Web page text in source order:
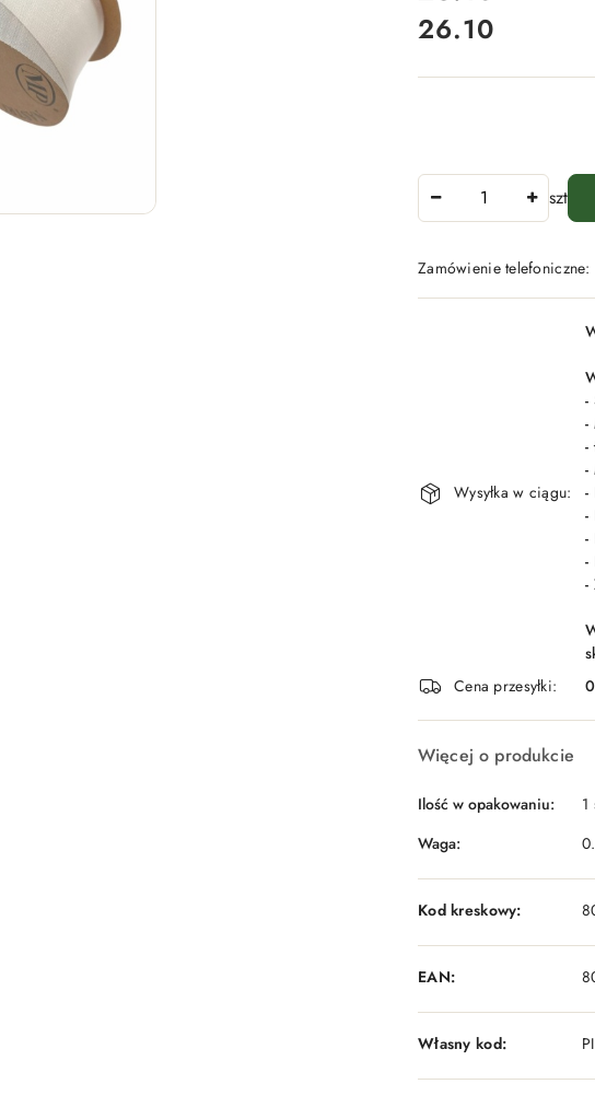
Cena:
26.10
szt
Zamówienie
Wysyłka w ciągu:
-
-
-
-
-
-
-
-
-
Cena przesyłki:
0
Więcej o produkcie
Ilość w opakowaniu:
1
Waga:
Kod kreskowy:
EAN:
Własny kod: